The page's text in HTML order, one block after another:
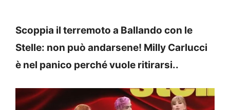
Scoppia il terremoto a Ballando con le
Stelle: non può andarsene! Milly Carlucci
è nel panico perché vuole ritirarsi..